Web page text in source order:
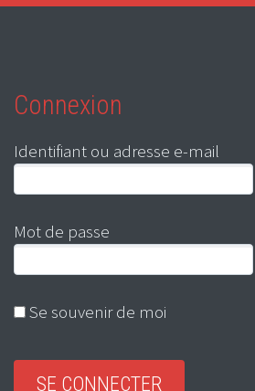
Connexion
Identifiant ou adresse e-mail
Mot de passe
Se souvenir de moi